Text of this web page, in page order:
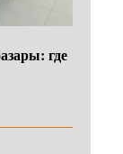
где